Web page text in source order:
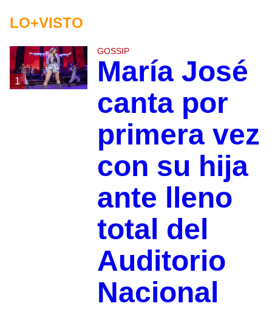
LO+VISTO
1
GOSSIP
María José
canta por
primera vez
con su hija
ante lleno
total del
Auditorio
Nacional